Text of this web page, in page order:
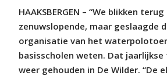
HAAKSBERGEN – “We blikken
zenuwslopende, maar geslaagde
organisatie van het
basisscholen weten. Dat
weer gehouden in De Wilder. “De